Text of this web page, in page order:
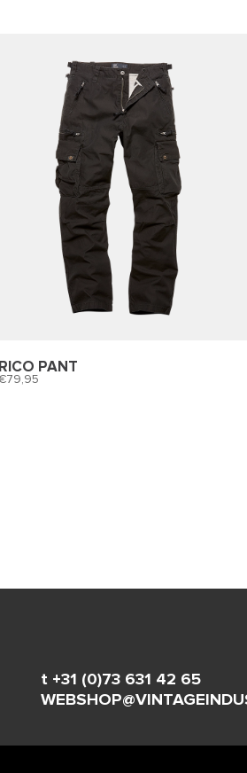
RICO PANT
79,95
t +31 (0)73 631 42 65